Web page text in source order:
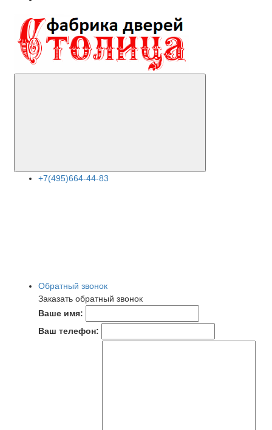
+7(495)664-44-83
Обратный звонок
Заказать обратный звонок
Ваше имя:
Ваш телефон: